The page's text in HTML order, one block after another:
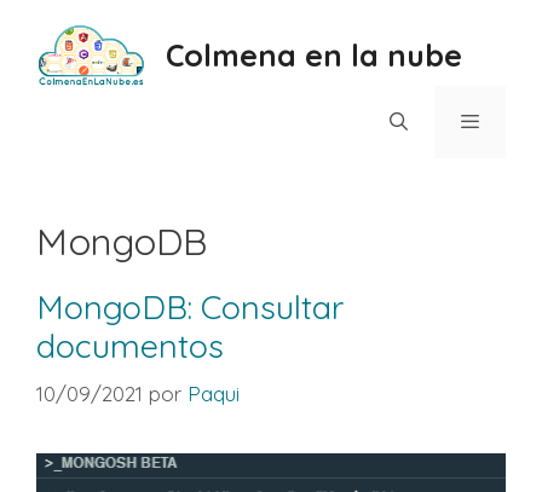
contenido
Colmena en la nube
MongoDB
MongoDB: Consultar
documentos
10/09/2021 por Paqui